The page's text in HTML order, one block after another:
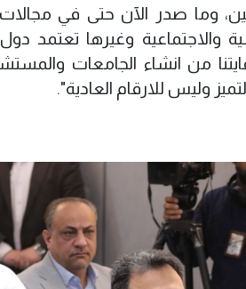
وما صدر الآن حتى في مجالات
والاجتماعية وغيرها تعتمد
من انشاء الجامعات
وليس للارقام العادية".